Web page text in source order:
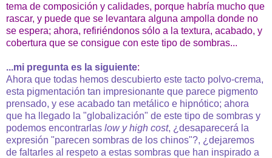
tema de composición y calidades, porque habría mucho que
rascar, y puede que se levantara alguna ampolla donde no
se espera; ahora, refiriéndonos sólo a la textura, acabado, y
cobertura que se consigue con este tipo de sombras...
...mi pregunta es la siguiente:
Ahora que todas hemos descubierto este tacto polvo-crema,
esta pigmentación tan impresionante que parece pigmento
prensado, y ese acabado tan metálico e hipnótico; ahora
que ha llegado la "globalización" de este tipo de sombras y
podemos encontrarlas low y high cost, ¿desaparecerá la
expresión "parecen sombras de los chinos"?, ¿dejaremos
de faltarles al respeto a estas sombras que han inspirado a